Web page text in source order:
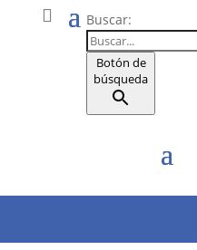
Buscar:
Botón de
búsqueda